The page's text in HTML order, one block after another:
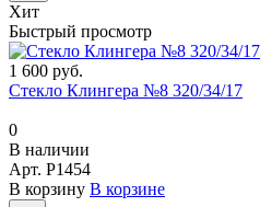
Хит
Быстрый просмотр
1 600 руб.
Стекло Клингера №8 320/34/17
0
В наличии
Арт. P1454
В корзину В корзине